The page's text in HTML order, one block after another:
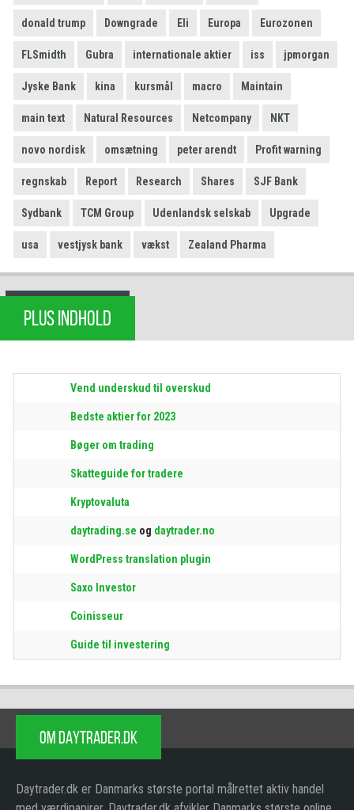
donald trump Downgrade Eli Europa Eurozonen
FLSmidth Gubra internationale aktier iss jpmorgan
Jyske Bank kina kursmål macro Maintain
main text Natural Resources Netcompany NKT
novo nordisk omsætning peter arendt Profit warning
regnskab Report Research Shares SJF Bank
Sydbank TCM Group Udenlandsk selskab Upgrade
usa vestjysk bank vækst Zealand Pharma
PLUS INDHOLD
Vend underskud til overskud
Bedste aktier for 2023
Bøger om trading
Skatteguide for tradere
Kryptovaluta
daytrading.se og daytrader.no
WordPress translation plugin
Saxo Investor
Coinisseur
Guide til investering
OM DAYTRADER.DK
Daytrader.dk er Danmarks største portal målrettet aktiv handel